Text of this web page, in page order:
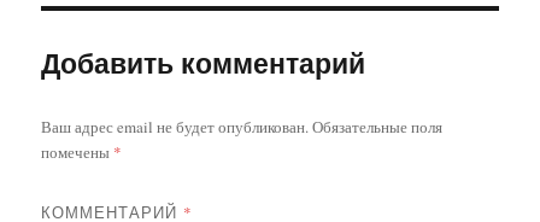
Добавить комментарий
Ваш адрес email не будет опубликован.Обязательные поля
помечены *
КОММЕНТАРИЙ *